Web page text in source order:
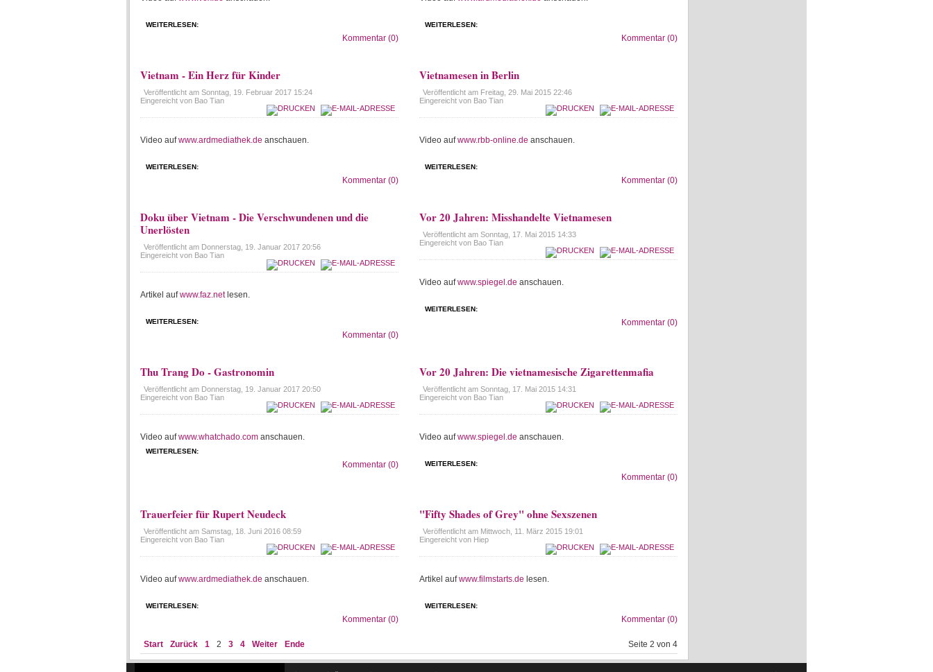
WEITERLESEN:
Kommentar (0)
WEITERLESEN:
Kommentar (0)
Vietnam - Ein Herz für Kinder
Veröffentlicht am Sonntag, 19. Februar 2017 15:24
Eingereicht von Bao Tian
Video aufwww.ardmediathek.de anschauen.
WEITERLESEN:
Kommentar (0)
Vietnamesen in Berlin
Veröffentlicht am Freitag, 29. Mai 2015 22:46
Eingereicht von Bao Tian
Video aufwww.rbb-online.de anschauen.
WEITERLESEN:
Kommentar (0)
Doku über Vietnam - Die Verschwundenen und die
Unerlösten
Veröffentlicht am Donnerstag, 19. Januar 2017 20:56
Eingereicht von Bao Tian
Artikel aufwww.faz.netlesen.
WEITERLESEN:
Kommentar (0)
Vor 20 Jahren: Misshandelte Vietnamesen
Veröffentlicht amSonntag, 17. Mai 2015 14:33
Eingereicht von Bao Tian
Video aufwww.spiegel.de anschauen.
WEITERLESEN:
Kommentar (0)
Thu Trang Do - Gastronomin
Veröffentlicht am Donnerstag, 19. Januar 2017 20:50
Eingereicht von Bao Tian
Video aufwww.whatchado.com anschauen.
WEITERLESEN:
Kommentar (0)
Vor 20 Jahren: Die vietnamesische Zigarettenmafia
Veröffentlicht amSonntag, 17. Mai 2015 14:31
Eingereicht von Bao Tian
Video aufwww.spiegel.de anschauen.
WEITERLESEN:
Kommentar (0)
Trauerfeier für Rupert Neudeck
Veröffentlicht am Samstag, 18. Juni 2016 08:59
Eingereicht von Bao Tian
Video aufwww.ardmediathek.de anschauen.
WEITERLESEN:
Kommentar (0)
"Fifty Shades of Grey" ohne Sexszenen
Veröffentlicht am Mittwoch, 11. März 2015 19:01
Eingereicht von Hiep
Artikel aufwww.filmstarts.de lesen.
WEITERLESEN:
Kommentar (0)
Seite 2 von 4
Start Zurück 1 2 3 4 Weiter Ende